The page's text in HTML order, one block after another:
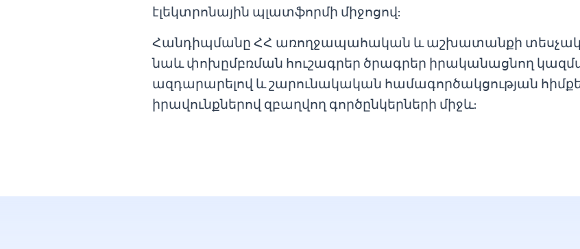
էլեկտրոնային պլատֆորմի միջոցով:
Հանդիպմանը ՀՀ առողջապահական և աշխատանքի
նաև փոխըմբռման հուշագրեր ծրագրեր իրականացնող
ազդարարելով և շարունակական համագործակցության
իրավունքներով զբաղվող գործընկերների միջև: